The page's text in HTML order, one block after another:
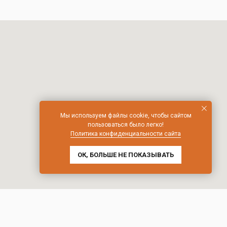
Мы используем файлы cookie, чтобы сайтом
пользоваться было легко!
Политика конфиденциальности сайта
ОК, БОЛЬШЕ НЕ ПОКАЗЫВАТЬ